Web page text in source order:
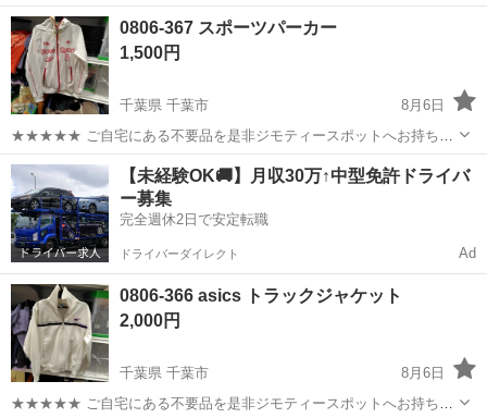
ずっと自宅保管していました。 中古品のため、ご理解の上ご連絡くだ
さい。
福岡 福岡市 スポーツウェア
0806-367 スポーツパーカー
1,500円
千葉県 千葉市
8月6日
★★★★★ ご自宅にある不要品を是非ジモティースポットへお持ち込
みしませんか？ 家電、趣味・スポーツ・レジャー用品、こども用品、
衣料服飾品、生活雑貨、家具、本、CD・DVDなどが無料でまとめて持
ち込めます！ ※詳細はこ...
千葉 千葉市 スポーツウェア 現地
【未経験OK🚚】月収30万↑中型免許ドライバ
ー募集
完全週休2日で安定転職
ドライバーダイレクト Ad
0806-366 asics トラックジャケット
2,000円
千葉県 千葉市
8月6日
★★★★★ ご自宅にある不要品を是非ジモティースポットへお持ち込